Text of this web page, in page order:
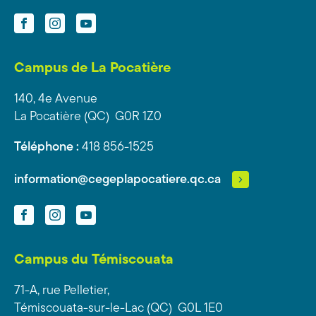
FacebookInstagramYouTube
Campus de La Pocatière
140, 4e Avenue
La Pocatière (QC) G0R 1Z0
Téléphone : 418 856-1525
information@cegeplapocatiere.qc.ca
FacebookInstagramYouTube
Campus du Témiscouata
71-A, rue Pelletier,
Témiscouata-sur-le-Lac (QC) G0L 1E0